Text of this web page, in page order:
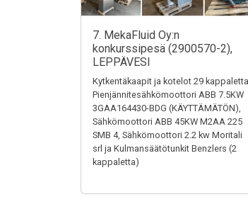
7. MekaFluid Oy:n
konkurssipesä (2900570-2),
LEPPÄVESI
Kytkentäkaapit ja kotelot 29
Pienjännitesähkömoottori ABB 7.5KW
3GAA164430-BDG (KÄYTTÄMÄTÖN),
Sähkömoottori ABB 45KW M2AA 225
SMB 4, Sähkömoottori 2.2 kw Moritali
srl ja Kulmansäätötunkit Benzlers (2
kappaletta)